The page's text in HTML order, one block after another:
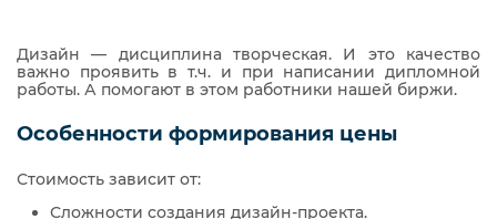
Дизайн — дисциплина творческая. И это качество
важно проявить в т.ч. и при написании дипломной
работы. А помогают в этом работники нашей биржи.
Особенности формирования цены
Стоимость зависит от:
Сложности создания дизайн-проекта.